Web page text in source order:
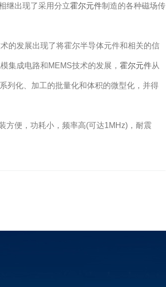
继出现了采用分立霍尔元件制造的各种磁场传
的发展出现了将霍尔半导体元件和相关的信
集成电路和MEMS技术的发展， 霍尔元件从
列化、加工的批量化和体积的微型化，并得
方便，功耗小，频率高(可达1MHz)，耐震